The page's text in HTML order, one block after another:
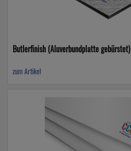
Butlerfinish (Aluverbundplatte gebürstet)
zum Artikel